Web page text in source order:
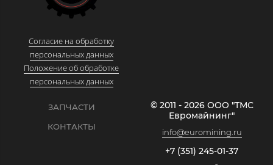
Согласие на обработку
персональных данных
Положение об обработке
персональных данных
ЗАПЧАСТИ
КОНТАКТЫ
© 2011 - 2026 ООО "ТМС
Евромайнинг"
info@euromining.ru
+7 (351) 245-01-37